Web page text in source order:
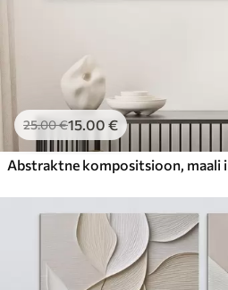
25.00€15.00 €